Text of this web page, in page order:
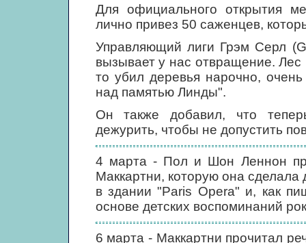
Для официального открытия
лично привез 50 саженцев,
Управляющий лиги Грэм Серл
вызывает у нас отвращение. Лес
то убил деревья нарочно,
над памятью Линды".
Он также добавил, что
дежурить, чтобы не допустить
4 марта - Пол и Шон Леннон
Маккартни, которую она
в здании "Paris Opera" и, как
основе детских воспоминаний
6 марта - Маккартни прочитал